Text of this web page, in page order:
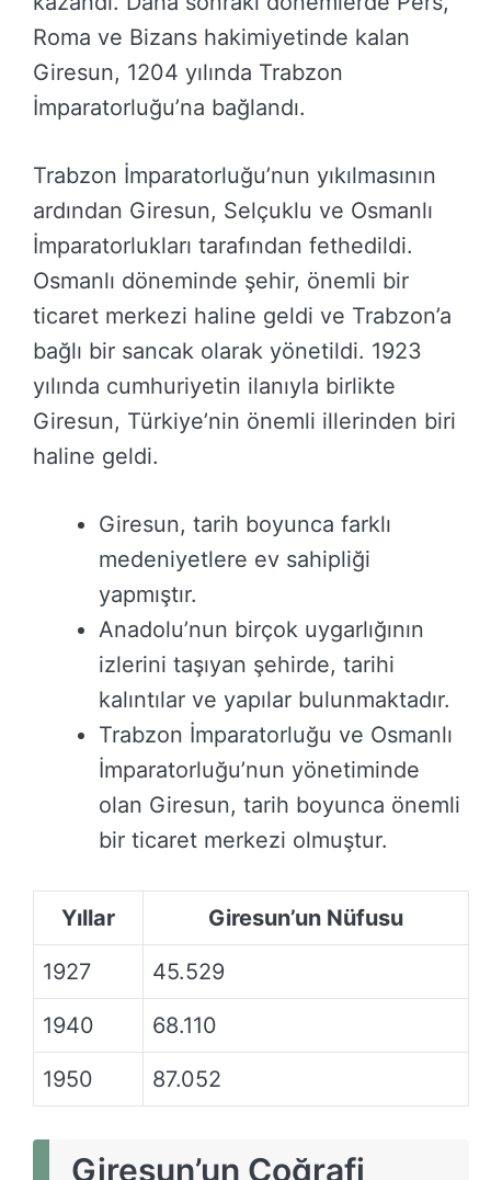
Roma ve Bizans hakimiyetinde kalan
Giresun, 1204 yılında Trabzon
İmparatorluğu’na bağlandı.
Trabzon İmparatorluğu’nun yıkılmasının
ardından Giresun, Selçuklu ve Osmanlı
İmparatorlukları tarafından fethedildi.
Osmanlı döneminde şehir, önemli bir
ticaret merkezi haline geldi ve Trabzon’a
bağlı bir sancak olarak yönetildi. 1923
yılında cumhuriyetin ilanıyla birlikte
Giresun, Türkiye’nin önemli illerinden biri
haline geldi.
Giresun, tarih boyunca farklı
medeniyetlere ev sahipliği
yapmıştır.
Anadolu’nun birçok uygarlığının
izlerini taşıyan şehirde, tarihi
kalıntılar ve yapılar bulunmaktadır.
Trabzon İmparatorluğu ve Osmanlı
İmparatorluğu’nun yönetiminde
olan Giresun, tarih boyunca önemli
bir ticaret merkezi olmuştur.
Yıllar Giresun’un Nüfusu
1927 45.529
1940 68.110
1950 87.052
Giresun’un Coğrafi